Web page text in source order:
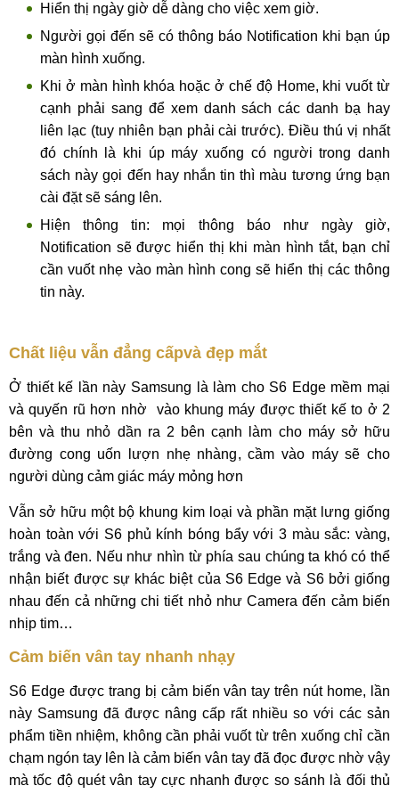
Hiển thị ngày giờ dễ dàng cho việc xem giờ.
Người gọi đến sẽ có thông báo Notification khi bạn úp
màn hình xuống.
Khi ở màn hình khóa hoặc ở chế độ Home, khi vuốt từ
cạnh phải sang để xem danh sách các danh bạ hay
liên lạc (tuy nhiên bạn phải cài trước). Điều thú vị nhất
đó chính là khi úp máy xuống có người trong danh
sách này gọi đến hay nhắn tin thì màu tương ứng bạn
cài đặt sẽ sáng lên.
Hiện thông tin: mọi thông báo như ngày giờ,
Notification sẽ được hiển thị khi màn hình tắt, bạn chỉ
cần vuốt nhẹ vào màn hình cong sẽ hiển thị các thông
tin này.
Chất liệu vẫn đẳng cấpvà đẹp mắt
Ở thiết kế lần này Samsung là làm cho S6 Edge mềm mại
và quyến rũ hơn nhờ vào khung máy được thiết kế to ở 2
bên và thu nhỏ dần ra 2 bên cạnh làm cho máy sở hữu
đường cong uốn lượn nhẹ nhàng, cầm vào máy sẽ cho
người dùng cảm giác máy mỏng hơn
Vẫn sở hữu một bộ khung kim loại và phần mặt lưng giống
hoàn toàn với S6 phủ kính bóng bẩy với 3 màu sắc: vàng,
trắng và đen. Nếu như nhìn từ phía sau chúng ta khó có thể
nhận biết được sự khác biệt của S6 Edge và S6 bởi giống
nhau đến cả những chi tiết nhỏ như Camera đến cảm biến
nhịp tim…
Cảm biến vân tay nhanh nhạy
S6 Edge được trang bị cảm biến vân tay trên nút home, lần
này Samsung đã được nâng cấp rất nhiều so với các sản
phẩm tiền nhiệm, không cần phải vuốt từ trên xuống chỉ cần
chạm ngón tay lên là cảm biến vân tay đã đọc được nhờ vậy
mà tốc độ quét vân tay cực nhanh được so sánh là đối thủ